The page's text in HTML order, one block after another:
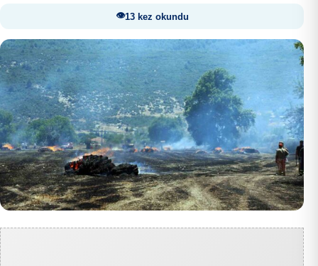
13 kez okundu